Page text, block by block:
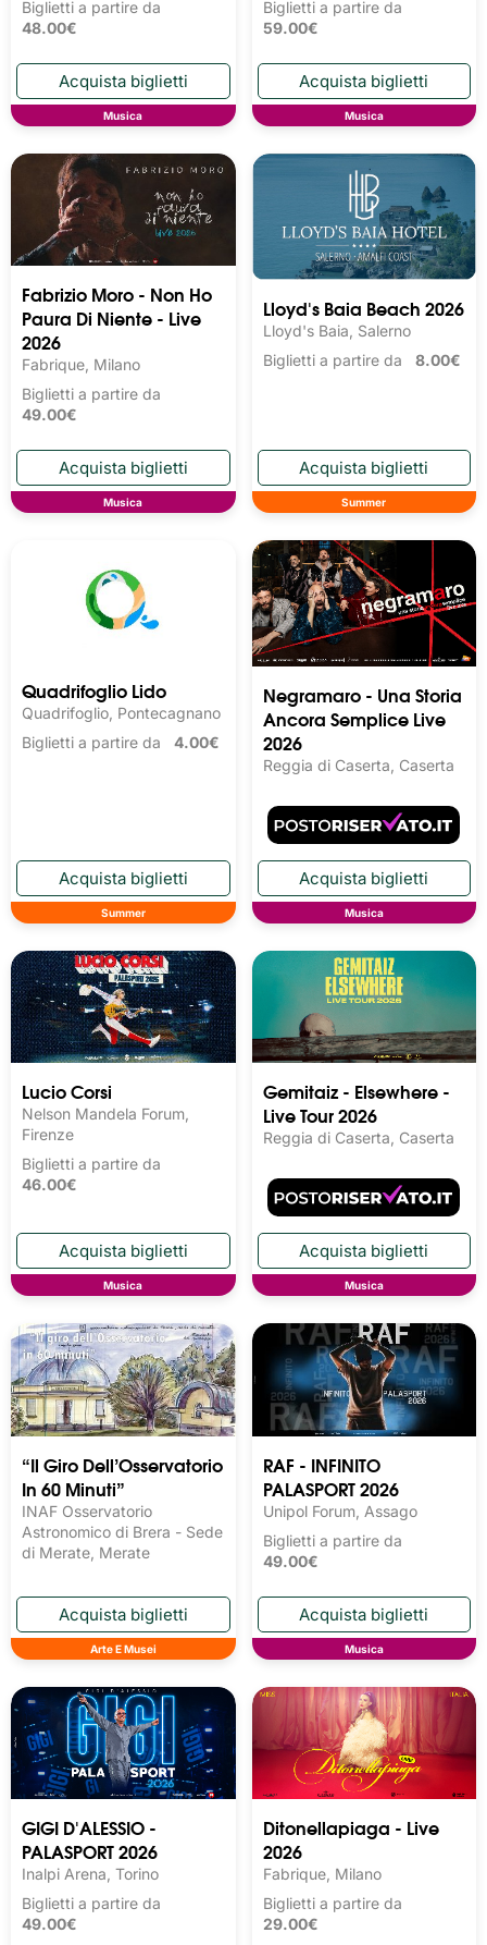
Biglietti a partire da
48.00€
Musica
Biglietti a partire da
59.00€
Musica
Fabrizio Moro - Non Ho
Paura Di Niente - Live
2026
Fabrique, Milano
Biglietti a partire da
49.00€
Musica
Lloyd's Baia Beach 2026
Lloyd's Baia, Salerno
Biglietti a partire da 8.00€
Summer
Quadrifoglio Lido
Quadrifoglio, Pontecagnano
Biglietti a partire da 4.00€
Summer
Negramaro - Una Storia
Ancora Semplice Live
2026
Reggia di Caserta, Caserta
Musica
Lucio Corsi
Nelson Mandela Forum,
Firenze
Biglietti a partire da
46.00€
Musica
Gemitaiz - Elsewhere -
Live Tour 2026
Reggia di Caserta, Caserta
Musica
“Il Giro Dell’Osservatorio
In 60 Minuti”
INAF Osservatorio
Astronomico di Brera - Sede
di Merate, Merate
Arte E Musei
RAF - INFINITO
PALASPORT 2026
Unipol Forum, Assago
Biglietti a partire da
49.00€
Musica
GIGI D'ALESSIO -
PALASPORT 2026
Inalpi Arena, Torino
Biglietti a partire da
49.00€
Ditonellapiaga - Live
2026
Fabrique, Milano
Biglietti a partire da
29.00€